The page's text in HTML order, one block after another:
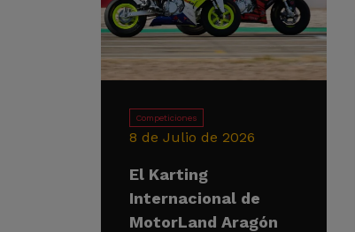
Competiciones
8 de Julio de 2026
El Karting
Internacional de
MotorLand Aragón